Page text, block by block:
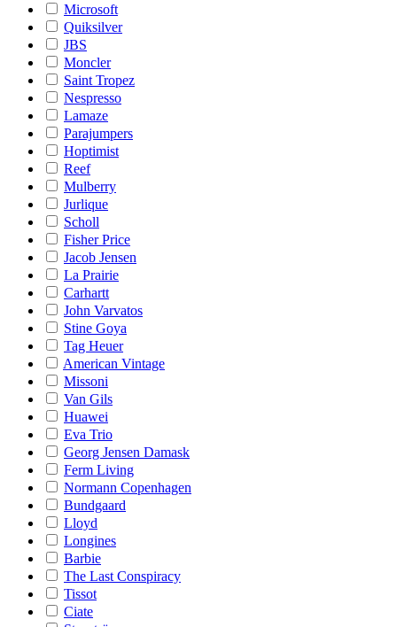
Microsoft
Quiksilver
JBS
Moncler
Saint Tropez
Nespresso
Lamaze
Parajumpers
Hoptimist
Reef
Mulberry
Jurlique
Scholl
Fisher Price
Jacob Jensen
La Prairie
Carhartt
John Varvatos
Stine Goya
Tag Heuer
American Vintage
Missoni
Van Gils
Huawei
Eva Trio
Georg Jensen Damask
Ferm Living
Normann Copenhagen
Bundgaard
Lloyd
Longines
Barbie
The Last Conspiracy
Tissot
Ciate